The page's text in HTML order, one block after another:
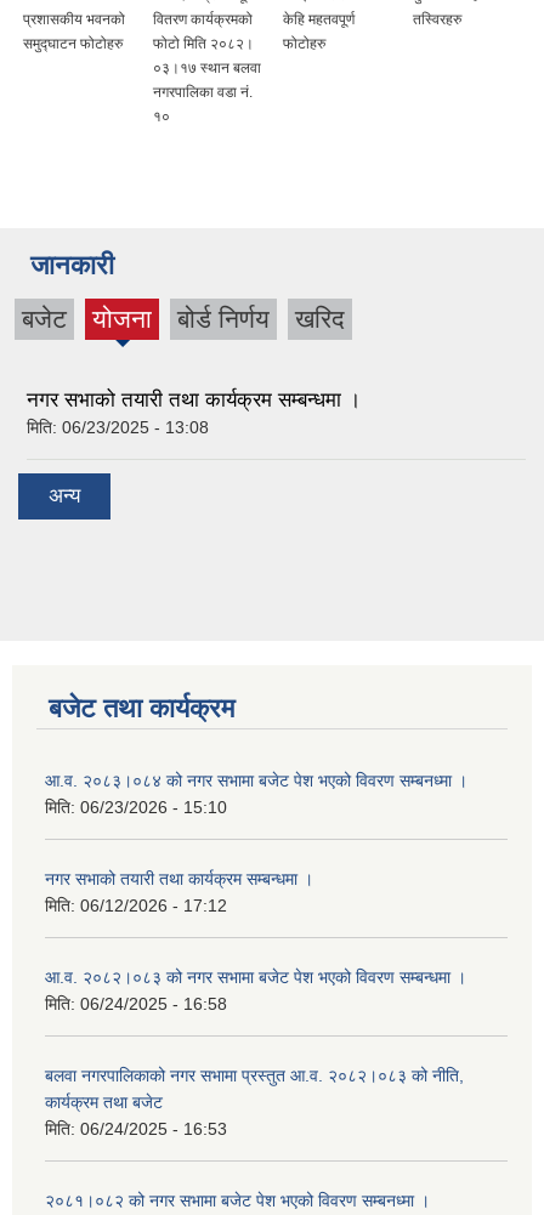
प्रशासकीय भवनको
समुद्घाटन फोटोहरु
वितरण कार्यक्रमको
फोटो मिति २०८२।
०३।१७ स्थान बलवा
नगरपालिका वडा नं.
१०
केहि महतवपूर्ण
फोटोहरु
तस्विरहरु
जानकारी
बजेट योजना
(active
बोर्ड निर्णय खरिद
नगर सभाको तयारी तथा कार्यक्रम सम्बन्धमा ।
मिति: 06/23/2025 - 13:08
अन्य
बजेट तथा कार्यक्रम
आ.व. २०८३।०८४ को नगर सभामा बजेट पेश भएको विवरण सम्बनध्मा ।
मिति: 06/23/2026 - 15:10
नगर सभाको तयारी तथा कार्यक्रम सम्बन्धमा ।
मिति: 06/12/2026 - 17:12
आ.व. २०८२।०८३ को नगर सभामा बजेट पेश भएको विवरण सम्बन्धमा ।
मिति: 06/24/2025 - 16:58
बलवा नगरपालिकाको नगर सभामा प्रस्तुत आ.व. २०८२।०८३ को नीति,
कार्यक्रम तथा बजेट
मिति: 06/24/2025 - 16:53
२०८१।०८२ को नगर सभामा बजेट पेश भएको विवरण सम्बनध्मा ।